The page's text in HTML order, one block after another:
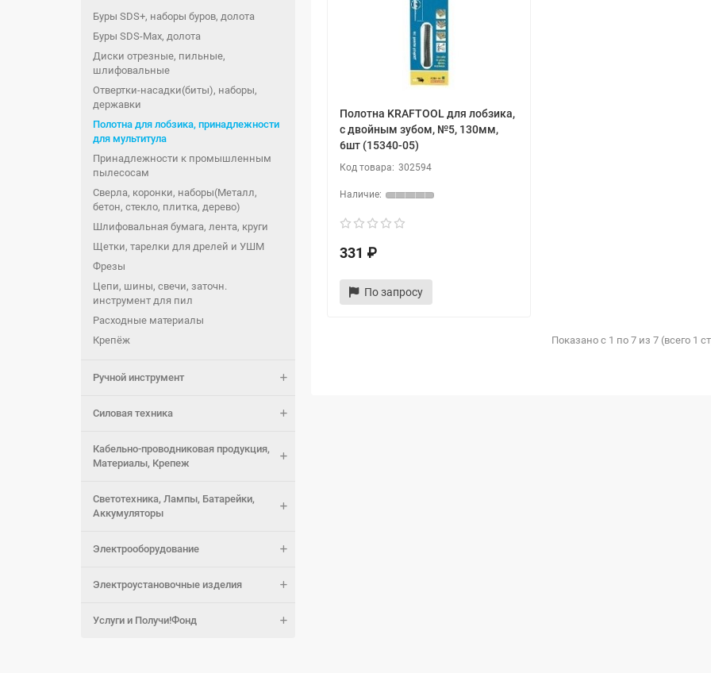
Буры SDS+, наборы буров, долота
Буры SDS-Max, долота
Диски отрезные, пильные,
шлифовальные
Отвертки-насадки(биты), наборы,
державки
Полотна для лобзика, принадлежности
для мультитула
Принадлежности к промышленным
пылесосам
Сверла, коронки, наборы(Металл,
бетон, стекло, плитка, дерево)
Шлифовальная бумага, лента, круги
Щетки, тарелки для дрелей и УШМ
Фрезы
Цепи, шины, свечи, заточн.
инструмент для пил
Расходные материалы
Крепёж
Ручной инструмент
Силовая техника
Кабельно-проводниковая продукция,
Материалы, Крепеж
Светотехника, Лампы, Батарейки,
Аккумуляторы
Электрооборудование
Электроустановочные изделия
Услуги и Получи!Фонд
Полотна KRAFTOOL для лобзика,
с двойным зубом, №5, 130мм,
6шт (15340-05)
302594
331 ₽
По запросу
Показано с 1 по 7 из 7 (всего 1